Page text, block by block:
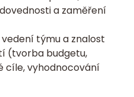
a zaměření
týmu a znalost
(tvorba budgetu,
cíle, vyhodnocování